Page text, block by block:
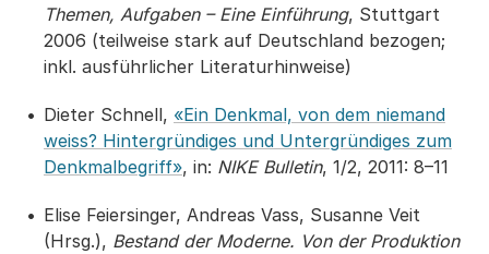
Themen, Aufgaben – Eine Einführung, Stuttgart
2006 (teilweise stark auf Deutschland bezogen;
inkl. ausführlicher Literaturhinweise)
Dieter Schnell, «Ein Denkmal, von dem niemand
weiss? Hintergründiges und Untergründiges zum
Denkmalbegriff», in: NIKE Bulletin, 1/2, 2011: 8–11
Elise Feiersinger, Andreas Vass, Susanne Veit
(Hrsg.), Bestand der Moderne. Von der Produktion